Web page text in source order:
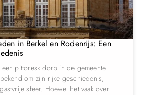
in Berkel en Rodenrijs: Een
pittoresk dorp in de gemeente
om zijn rijke geschiedenis,
sfeer. Hoewel het vaak over